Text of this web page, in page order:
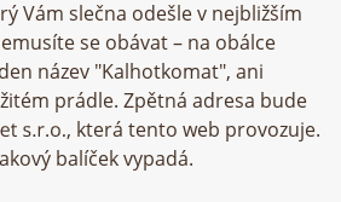
Vám slečna odešle v nejbližším
se obávat – na obálce
název "Kalhotkomat", ani
prádle. Zpětná adresa bude
, která tento web provozuje.
balíček vypadá.